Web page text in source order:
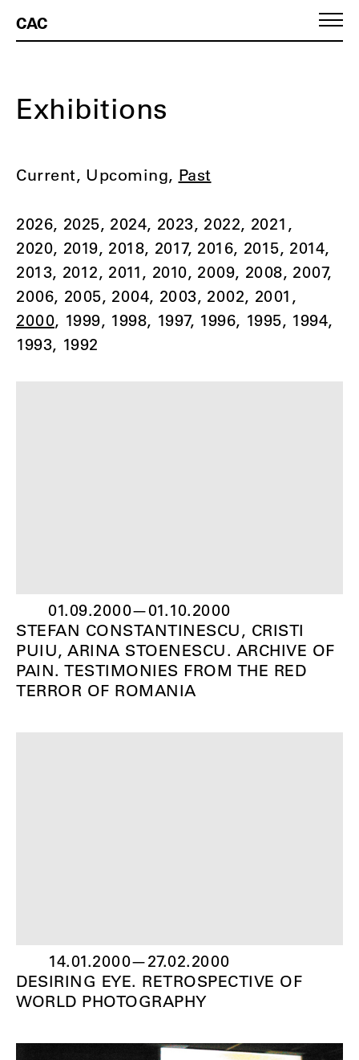
CAC
Exhibitions
Current Upcoming Past
2026 2025 2024 2023 2022 2021
2020 2019 2018 2017 2016 2015 2014
2013 2012 2011 2010 2009 2008 2007
2006 2005 2004 2003 2002 2001
2000 1999 1998 1997 1996 1995 1994
1993 1992
01.09.2000—01.10.2000
STEFAN CONSTANTINESCU, CRISTI
PUIU, ARINA STOENESCU. ARCHIVE OF
PAIN. TESTIMONIES FROM THE RED
TERROR OF ROMANIA
14.01.2000—27.02.2000
DESIRING EYE. RETROSPECTIVE OF
WORLD PHOTOGRAPHY